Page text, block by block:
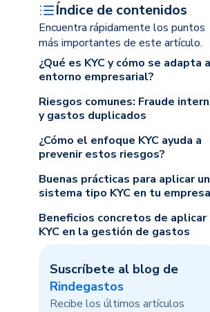
Índice de contenidos
Encuentra rápidamente los puntos
más importantes de este artículo.
¿Qué es KYC y cómo se adapta
entorno empresarial?
Riesgos comunes: Fraude
y gastos duplicados
¿Cómo el enfoque KYC ayuda a
prevenir estos riesgos?
Buenas prácticas para aplicar un
sistema tipo KYC en tu empresa
Beneficios concretos de aplicar
KYC en la gestión de gastos
Suscríbete al blog de
Rindegastos
Recibe los últimos artículos